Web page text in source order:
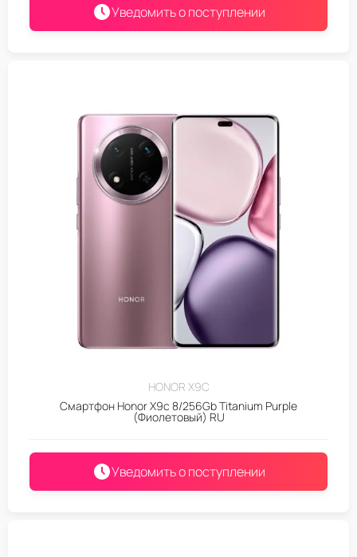
Уведомить о поступлении
HONOR X9C
Смартфон Honor X9c 8/256Gb Titanium Purple
(Фиолетовый) RU
Уведомить о поступлении